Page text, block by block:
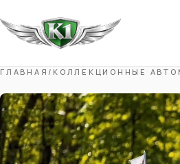
ГЛАВНАЯ/ КОЛЛЕКЦИОННЫЕ